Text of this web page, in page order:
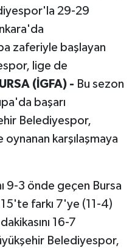
29-29
zaferiyle başlayan
lige de
(İGFA) - Bu sezon
başarı
Belediyespor,
karşılaşmaya
9-3 önde geçen Bursa
farkı 7'ye (11-4)
16-7
Belediyespor,